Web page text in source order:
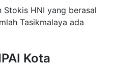
HNI yang berasal
Tasikmalaya ada
Kota